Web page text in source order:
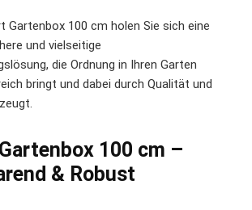
Gartenbox 100 cm holen Sie sich eine
und vielseitige
die Ordnung in Ihren Garten
bringt und dabei durch Qualität und
100 cm –
& Robust